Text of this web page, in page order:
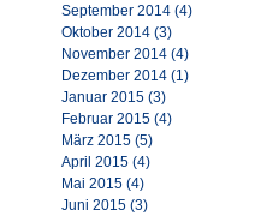
September 2014 (4)
Oktober 2014 (3)
November 2014 (4)
Dezember 2014 (1)
Januar 2015 (3)
Februar 2015 (4)
März 2015 (5)
April 2015 (4)
Mai 2015 (4)
Juni 2015 (3)